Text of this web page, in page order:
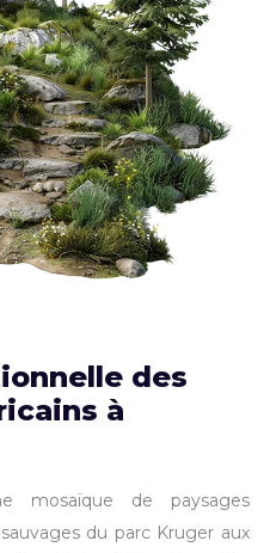
des
à
mosaïque de paysages
du parc Kruger aux